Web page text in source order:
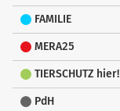
FAMILIE
MERA25
TIERSCHUTZ hier!
PdH